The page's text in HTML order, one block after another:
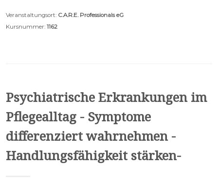
Veranstaltungsort: C.A.R.E. Professionals eG
Kursnummer: 1162
Psychiatrische Erkrankungen im
Pflegealltag - Symptome
differenziert wahrnehmen -
Handlungsfähigkeit stärken-